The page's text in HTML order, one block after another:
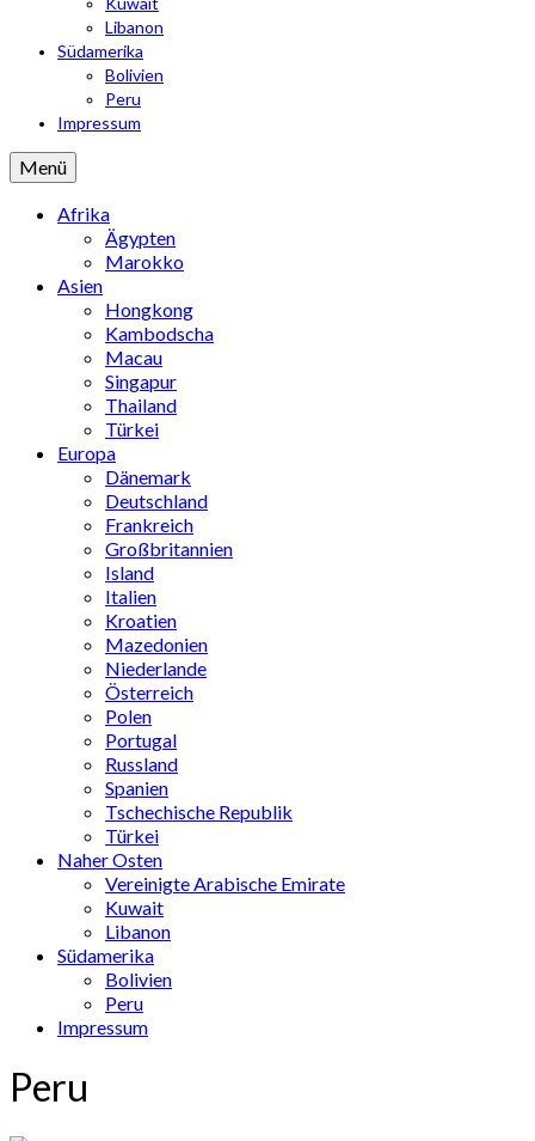
Libanon
Südamerika
Bolivien
Peru
Impressum
Menü
Afrika
Ägypten
Marokko
Asien
Hongkong
Kambodscha
Macau
Singapur
Thailand
Türkei
Europa
Dänemark
Deutschland
Frankreich
Großbritannien
Island
Italien
Kroatien
Mazedonien
Niederlande
Österreich
Polen
Portugal
Russland
Spanien
Tschechische Republik
Türkei
Naher Osten
Vereinigte Arabische Emirate
Kuwait
Libanon
Südamerika
Bolivien
Peru
Impressum
Peru